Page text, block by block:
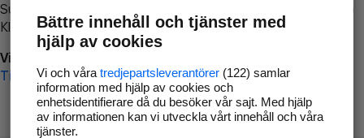
Surfa till
Klicka påTillbaka-knappen i webbläsaren och försök igen
Vi beklagar besväret!
Till startsidan
Bättre innehåll och tjänster med
hjälp av cookies
Vi och våra tredjepartsleverantörer(122) samlar
information med hjälp av cookies och
enhetsidentifierare då du besöker vår sajt. Med hjälp
av informationen kan vi utveckla vårt innehåll och våra
tjänster.